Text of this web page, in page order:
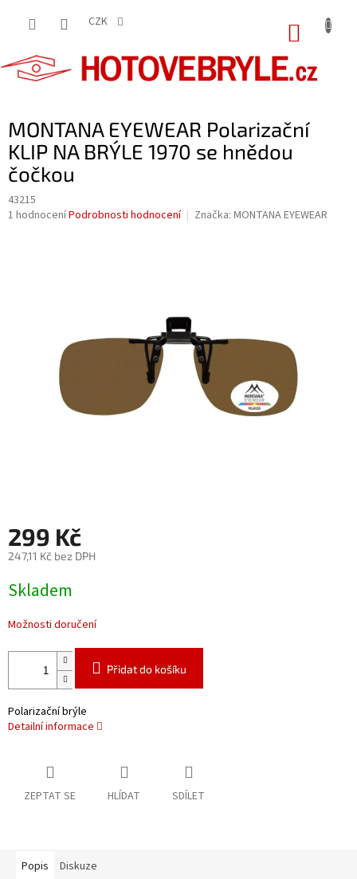
CZK
MONTANA EYEWEAR Polarizační
KLIP NA BRÝLE 1970 se hnědou
čočkou
43215
Průměrné
1 hodnoceníPodrobnosti hodnocení Značka: MONTANA EYEWEAR
299 Kč
247,11 Kč bez DPH
cena:
Skladem
Možnosti doručení
Přidat do košíku
Polarizační brýle
Detailní informace
ZEPTAT SE HLÍDAT SDÍLET
Popis Diskuze